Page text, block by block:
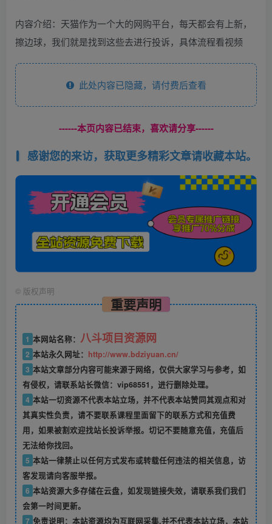
内容介绍：天猫作为一个大的网购平台，每天都会有上新，
擦边球，我们就是找到这些去进行投诉，具体流程看视频
此处内容已隐藏，请付费后查看
------本页内容已结束，喜欢请分享------
感谢您的来访，获取更多精彩文章请收藏本站。
© 版权声明
重要声明
1 本网站名称： 八斗项目资源网
2 本站永久网址： http://www.bdziyuan.cn/
3 本站文章部分内容可能来源于网络，仅供大家学习与参考，如
有侵权，请联系站长微信：vip68551，进行删除处理。
4 本站一切资源不代表本站立场，并不代表本站赞同其观点和对
其真实性负责，请不要联系课程里面留下的联系方式和充值费
用，如果被割欢迎找站长投诉举报。切记不要随意充值，充值后
无法给你找回。
5 本站一律禁止以任何方式发布或转载任何违法的相关信息，访
客发现请向客服举报。
6 本站资源大多存储在云盘，如发现链接失效，请联系我们我们
会第一时间更新。
7 免责说明：本站资源均为互联网采集,并不代表本站立场，本站